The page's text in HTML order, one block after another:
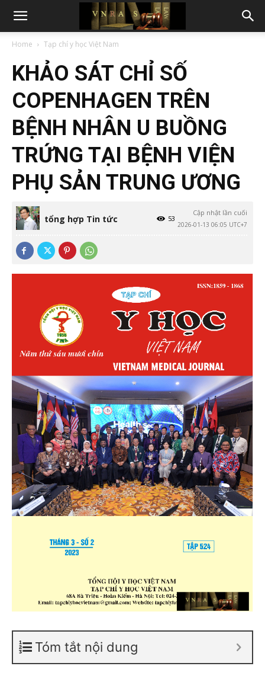
Home Tạp chí y học Việt Nam
KHẢO SÁT CHỈ SỐ
COPENHAGEN TRÊN
BỆNH NHÂN U BUỒNG
TRỨNG TẠI BỆNH VIỆN
PHỤ SẢN TRUNG ƯƠNG
tổng hợp Tin tức
Cập nhật lần cuối
2026-01-13 06:05 UTC+7
53
Tóm tắt nội dung